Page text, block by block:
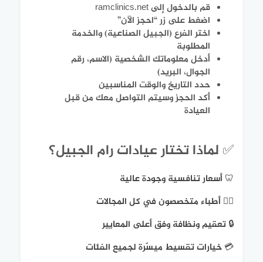
قم بالدخول إلى ramclinics.net
اضغط على زر “احجز الآن”
اختر الفرع (الجبيل الصناعية) والخدمة
المطلوبة
أدخل معلوماتك الشخصية (الاسم، رقم
الجوال، البريد)
حدد التاريخ والوقت المناسبين
أكد الحجز وسيتم التواصل معك من قبل
العيادة
✅ لماذا تختار عيادات رام الجبيل؟
🦷 أسعار تنافسية وجودة عالية
👩‍⚕️ أطباء متخصصون في كل المجالات
🔒 تعقيم ونظافة وفق أعلى المعايير
💳 خيارات تقسيط ميسّرة لجميع الفئات